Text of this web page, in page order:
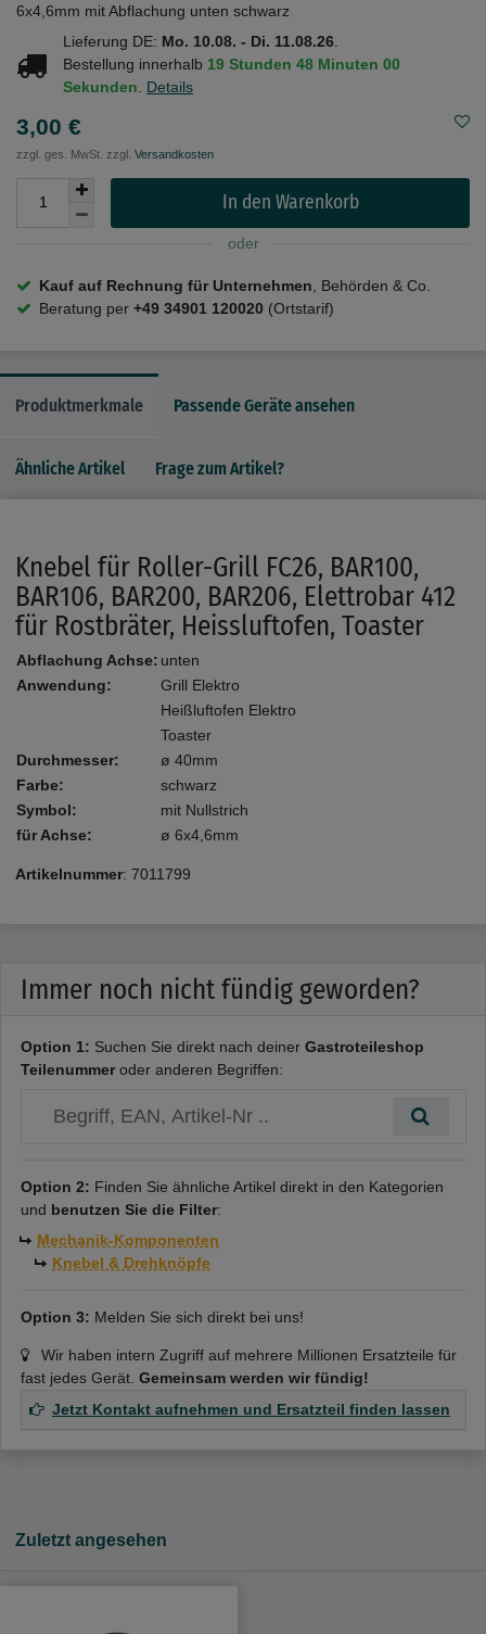
6x4,6mm mit Abflachung unten schwarz
Lieferung DE: Mo. 10.08. - Di. 11.08.26
Bestellung innerhalb 19 Stunden 48 Minuten 00
Sekunden
Details
3,00 €
zzgl. ges. MwSt. zzgl. Versandkosten
In den Warenkorb
oder
Kauf auf Rechnung für Unternehmen , Behörden & Co.
Beratung per +49 34901 120020 (Ortstarif)
Produktmerkmale Passende Geräte ansehen
Ähnliche Artikel Frage zum Artikel?
Knebel für Roller-Grill FC26, BAR100,
BAR106, BAR200, BAR206, Elettrobar 412
für Rostbräter, Heissluftofen, Toaster
Abflachung Achse: unten
Anwendung:
Grill Elektro
Heißluftofen Elektro
Toaster
Durchmesser:
ø 40mm
Farbe:
schwarz
Symbol:
mit Nullstrich
für Achse:
ø 6x4,6mm
Artikelnummer: 7011799
Immer noch nicht fündig geworden?
Option 1: Suchen Sie direkt nach deiner Gastroteileshop
Teilenummeroder anderen Begriffen:
Option 2: Finden Sie ähnliche Artikel direkt in den Kategorien
und benutzen Sie die Filter:
Mechanik-Komponenten
Knebel & Drehknöpfe
Option 3: Melden Sie sich direkt bei uns!
Wir haben intern Zugriff auf mehrere Millionen Ersatzteile für
fast jedes Gerät. Gemeinsam werden wir fündig!
Jetzt Kontakt aufnehmen und Ersatzteil finden lassen
Zuletzt angesehen